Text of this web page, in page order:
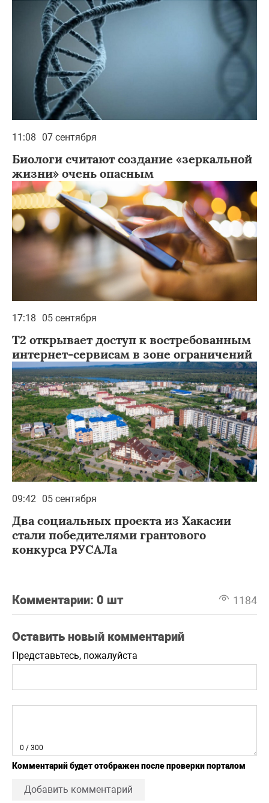
11:08 07 сентября
Биологи считают создание «зеркальной
жизни» очень опасным
17:18 05 сентября
Т2 открывает доступ к востребованным
интернет-сервисам в зоне ограничений
09:42 05 сентября
Два социальных проекта из Хакасии
стали победителями грантового
конкурса РУСАЛа
Комментарии: 0 шт 1184
Оставить новый комментарий
Представьтесь, пожалуйста
0 / 300
Комментарий будет отображен после проверки порталом
Добавить комментарий